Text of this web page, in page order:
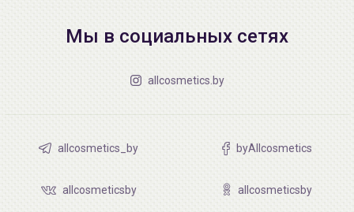
Мы в социальных сетях
allcosmetics.by
allcosmetics_by byAllcosmetics
allcosmeticsby allcosmeticsby